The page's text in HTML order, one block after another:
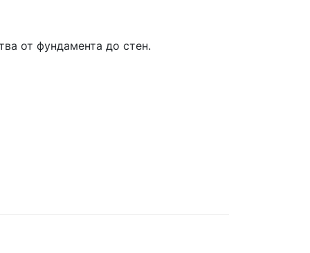
от фундамента до стен.